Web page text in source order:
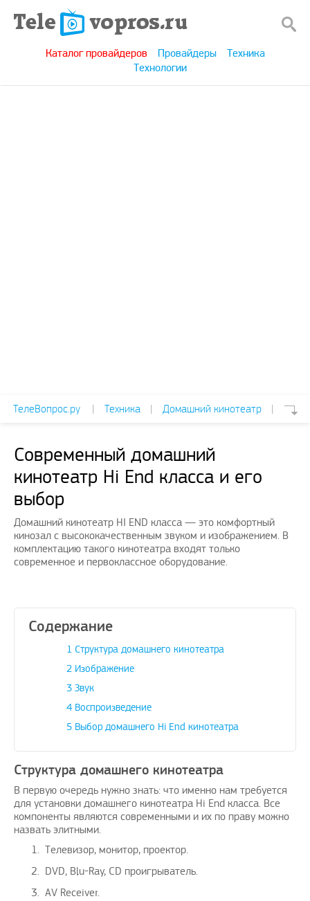
Каталог провайдеров Провайдеры
Техника
Технологии
ТелеВопрос.ру | Техника | Домашний кинотеатр |
проблем с
услуг…
своевременно
Современный домашний
кинотеатр Hi End класса и его
выбор
Домашний кинотеатр HI END класса — это комфортный
кинозал с высококачественным звуком и изображением. В
комплектацию такого кинотеатра входят только
современное и первоклассное оборудование.
Содержание
1 Структура домашнего кинотеатра
2 Изображение
3 Звук
4 Воспроизведение
5 Выбор домашнего Hi End кинотеатра
Структура домашнего кинотеатра
В первую очередь нужно знать: что именно нам требуется
для установки домашнего кинотеатра Hi End класса. Все
компоненты являются современными и их по праву можно
назвать элитными.
Телевизор, монитор, проектор.
DVD, Blu-Ray, СD проигрыватель.
AV Receiver.